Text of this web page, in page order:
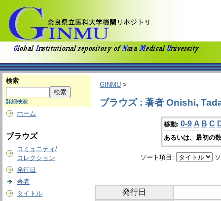
検索
詳細検索
ホーム
ブラウズ
コミュニティ/
コレクション
発行日
著者
タイトル
GINMU >
ブラウズ : 著者 Onishi,
移動: 0-9 A B C
あるいは、最初の
ソート項目:
発行日